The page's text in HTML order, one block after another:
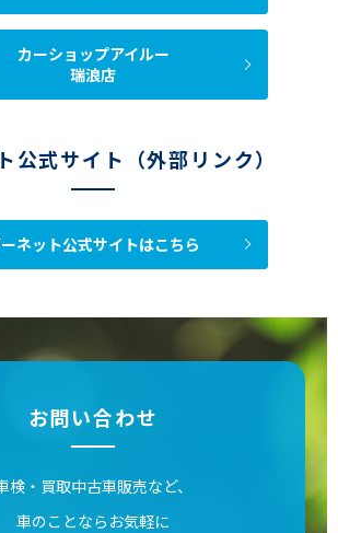
カーショップアイルー
瑞浪店
公式サイト（外部リンク）
ネット公式サイトはこちら
お問い合わせ
検・買取中古車販売など、
車のことならお気軽に